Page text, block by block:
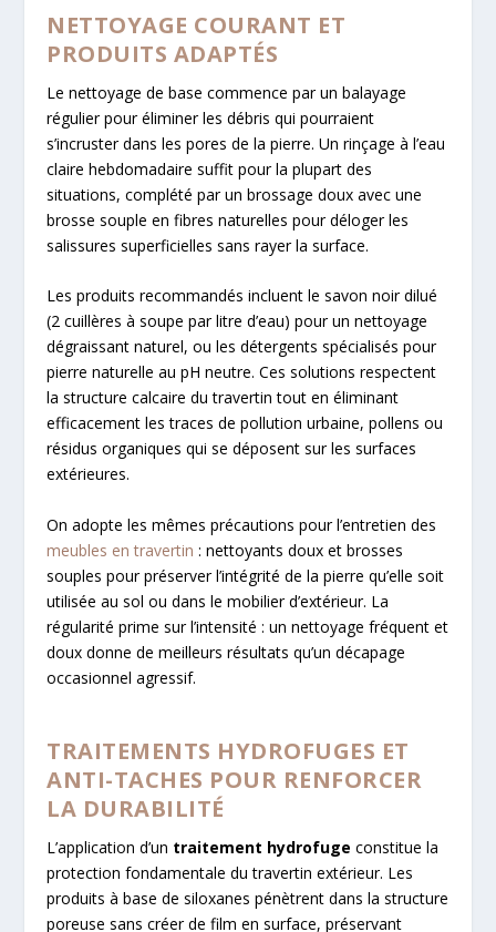
NETTOYAGE COURANT ET
PRODUITS ADAPTÉS
Le nettoyage de base commence par un balayage
régulier pour éliminer les débris qui pourraient
s’incruster dans les pores de la pierre. Un rinçage à l’eau
claire hebdomadaire suffit pour la plupart des
situations, complété par un brossage doux avec une
brosse souple en fibres naturelles pour déloger les
salissures superficielles sans rayer la surface.
Les produits recommandés incluent le savon noir dilué
(2 cuillères à soupe par litre d’eau) pour un nettoyage
dégraissant naturel, ou les détergents spécialisés pour
pierre naturelle au pH neutre. Ces solutions respectent
la structure calcaire du travertin tout en éliminant
efficacement les traces de pollution urbaine, pollens ou
résidus organiques qui se déposent sur les surfaces
extérieures.
On adopte les mêmes précautions pour l’entretien des
meubles en travertin : nettoyants doux et brosses
souples pour préserver l’intégrité de la pierre qu’elle soit
utilisée au sol ou dans le mobilier d’extérieur. La
régularité prime sur l’intensité : un nettoyage fréquent et
doux donne de meilleurs résultats qu’un décapage
occasionnel agressif.
TRAITEMENTS HYDROFUGES ET
ANTI-TACHES POUR RENFORCER
LA DURABILITÉ
L’application d’un traitement hydrofuge constitue la
protection fondamentale du travertin extérieur. Les
produits à base de siloxanes pénètrent dans la structure
poreuse sans créer de film en surface, préservant